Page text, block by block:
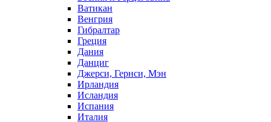
Ватикан
Венгрия
Гибралтар
Греция
Дания
Данциг
Джерси, Гернси, Мэн
Ирландия
Исландия
Испания
Италия